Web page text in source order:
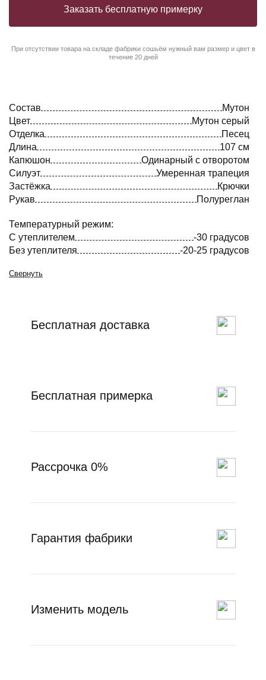
Заказать бесплатную примерку
При отсутствии товара на складе фабрики сошьём нужный вам размер и цвет в
течение 20 дней
Состав
Мутон
Цвет
Мутон серый
Отделка
Песец
Длина
107 см
Капюшон
Одинарный с отворотом
Силуэт
Умеренная трапеция
Застёжка
Крючки
Рукав
Полуреглан
Температурный режим:
С утеплителем
-30 градусов
Без утеплителя
-20-25 градусов
Свернуть
Бесплатная доставка
Бесплатная примерка
Рассрочка 0%
Гарантия фабрики
Изменить модель